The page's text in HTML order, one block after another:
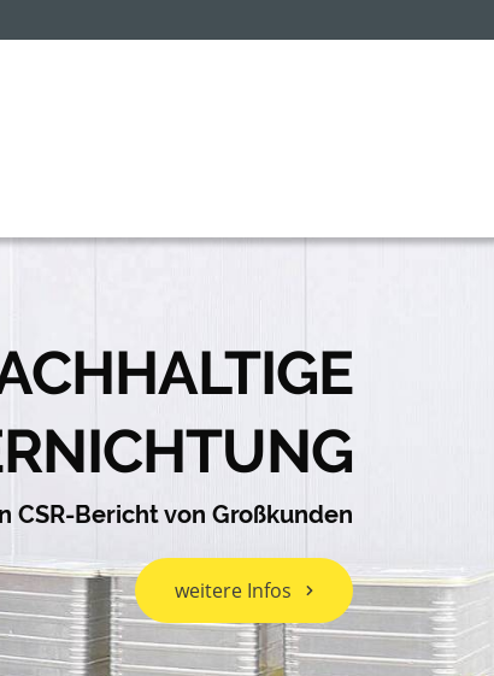
CSR-Bericht von Großkunden
weitere Infos